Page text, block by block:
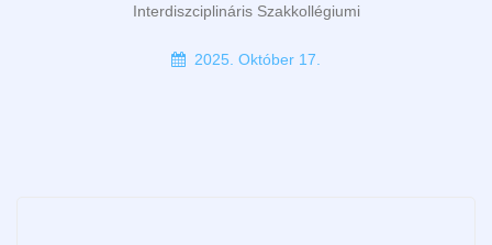
Interdiszciplináris Szakkollégiumi
2025. Október 17.